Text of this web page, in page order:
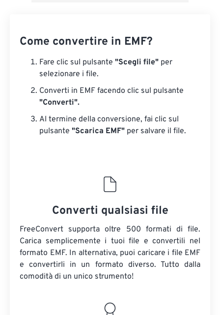
Come convertire in EMF?
Fare clic sul pulsante "Scegli file" per
selezionare i file.
Converti in EMF facendo clic sul pulsante
"Converti".
Al termine della conversione, fai clic sul
pulsante "Scarica EMF" per salvare il file.
Converti qualsiasi file
FreeConvert supporta oltre 500 formati di file.
Carica semplicemente i tuoi file e convertili nel
formato EMF. In alternativa, puoi caricare i file EMF
e convertirli in un formato diverso. Tutto dalla
comodità di un unico strumento!